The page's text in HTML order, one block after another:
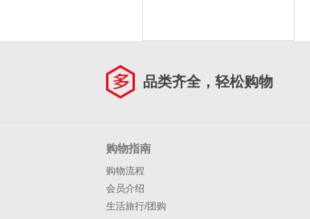
品类齐全，轻松购物
购物指南
购物流程
会员介绍
生活旅行/团购